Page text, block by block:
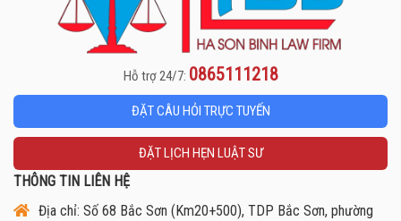
Hỗ trợ 24/7: 0865111218
ĐẶT CÂU HỎI TRỰC TUYẾN
ĐẶT LỊCH HẸN LUẬT SƯ
THÔNG TIN LIÊN HỆ
Địa chỉ: Số 68 Bắc Sơn (Km20+500), TDP Bắc Sơn, phường